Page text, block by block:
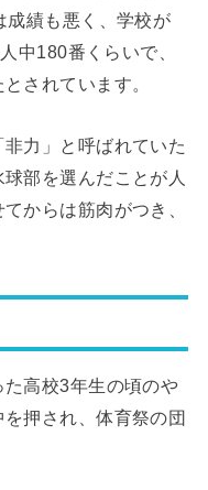
成績も悪く、学校が
中180番くらいで、
されています。
力」と呼ばれていた
部を選んだことが人
からは筋肉がつき、
高校3年生の頃のや
押され、体育祭の団